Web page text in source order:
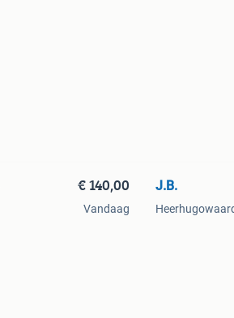
€ 140,00
Vandaag
J.B.